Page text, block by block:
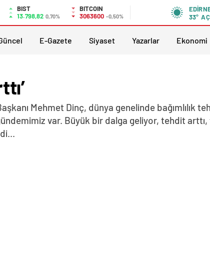
BIST
13.798,82 0,70%
BITCOIN
3063600 -0,50%
33°
E-Gazete Siyaset Yazarlar Ekonomi
Mehmet Dinç, dünya genelinde bağımlılık
var. Büyük bir dalga geliyor, tehdit